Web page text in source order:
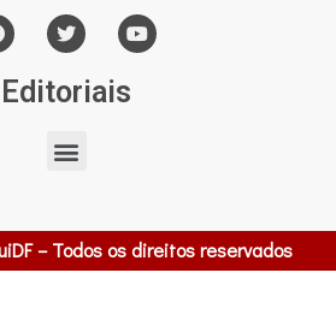
Editoriais
– Todos os direitos reservados